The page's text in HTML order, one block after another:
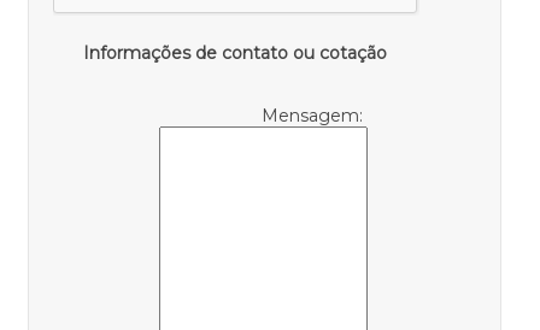
Informações de contato ou cotação
Mensagem: